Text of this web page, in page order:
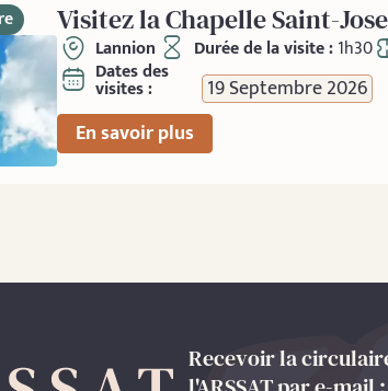
Visitez la Chapelle Saint-
Lannion Durée de la visite :1h30
Dates des
visites : 19 Septembre 2026
En savoir plus
Recevoir la